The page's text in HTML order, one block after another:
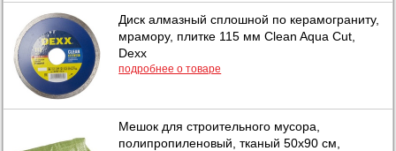
Диск алмазный сплошной по керамограниту,
мрамору, плитке 115 мм Clean Aqua Cut,
Dexx
подробнее о товаре
Мешок для строительного мусора,
полипропиленовый, тканый 50х90 см,